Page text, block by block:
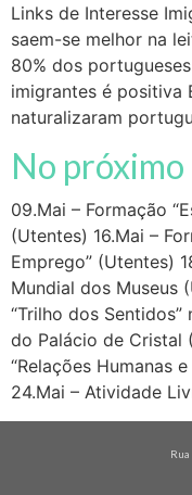
Links de Interesse
saem-se melhor na
80% dos
imigrantes é positiva
naturalizaram
No
09.Mai – Formação
(Utentes) 16.Mai –
Emprego” (Utentes)
Mundial dos Museus
“Trilho dos
do Palácio de Cristal
“Relações Humanas
24.Mai – Atividade